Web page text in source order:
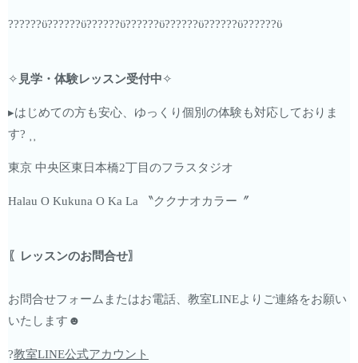
??????ϋ??????ϋ??????ϋ??????ϋ??????ϋ??????ϋ??????ϋ
✧ 見学・体験レッスン受付中✧
▸はじめての方も安心、ゆっくり個別の体験も対応しておりま
す?
東京 中央区東日本橋2丁目のフラスタジオ
Halau O Kukuna O Ka La 〝ククナオカラー 〞
〖レッスンのお問合せ〗
お問合せフォームまたはお電話、教室LINEよりご連絡をお願い
いたします☻︎
?教室LINE公式アカウント